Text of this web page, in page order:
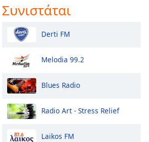
Συνιστάται
Derti FM
Melodia 99.2
Blues Radio
Radio Art - Stress Relief
Laikos FM